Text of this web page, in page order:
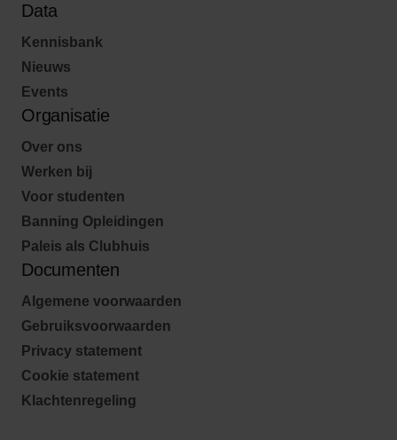
Data
Kennisbank
Nieuws
Events
Organisatie
Over ons
Werken bij
Voor studenten
Banning Opleidingen
Paleis als Clubhuis
Documenten
Algemene voorwaarden
Gebruiksvoorwaarden
Privacy statement
Cookie statement
Klachtenregeling